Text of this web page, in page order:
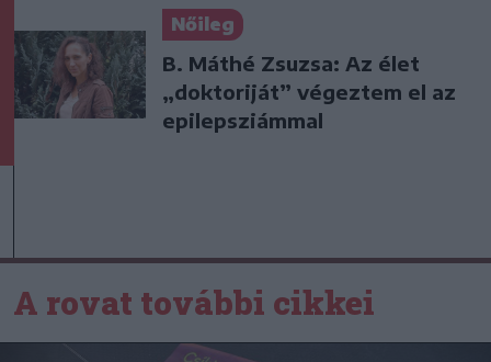
Nőileg
B. Máthé Zsuzsa: Az élet
„doktoriját” végeztem el az
epilepsziámmal
A rovat további cikkei